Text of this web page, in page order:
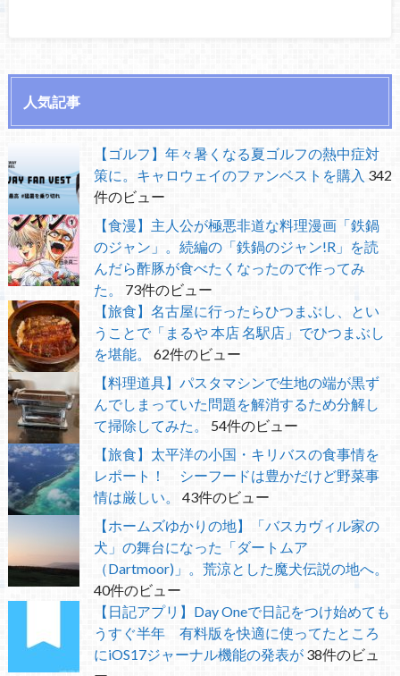
人気記事
【ゴルフ】年々暑くなる夏ゴルフの熱中症対
策に。キャロウェイのファンベストを購入 342
件のビュー
【食漫】主人公が極悪非道な料理漫画「鉄鍋
のジャン」。続編の「鉄鍋のジャン!R」を読
んだら酢豚が食べたくなったので作ってみ
た。
73件のビュー
【旅食】名古屋に行ったらひつまぶし、とい
うことで「まるや 本店 名駅店」でひつまぶし
を堪能。
62件のビュー
【料理道具】パスタマシンで生地の端が黒ず
んでしまっていた問題を解消するため分解し
て掃除してみた。
54件のビュー
【旅食】太平洋の小国・キリバスの食事情を
レポート！ シーフードは豊かだけど野菜事
情は厳しい。
43件のビュー
【ホームズゆかりの地】「バスカヴィル家の
犬」の舞台になった「ダートムア
（Dartmoor)」。荒涼とした魔犬伝説の地へ。
40件のビュー
【日記アプリ】Day Oneで日記をつけ始めても
うすぐ半年 有料版を快適に使ってたところ
にiOS17ジャーナル機能の発表が 38件のビュ